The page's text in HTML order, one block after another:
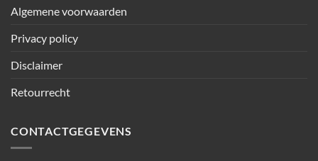
Algemene voorwaarden
Privacy policy
Disclaimer
Retourrecht
CONTACTGEGEVENS